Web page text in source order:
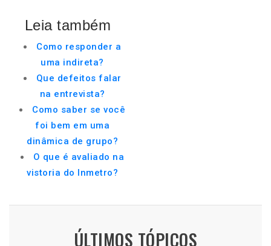
Leia também
Como responder a
uma indireta?
Que defeitos falar
na entrevista?
Como saber se você
foi bem em uma
dinâmica de grupo?
O que é avaliado na
vistoria do Inmetro?
ÚLTIMOS TÓPICOS